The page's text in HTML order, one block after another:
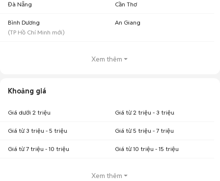
Đà Nẵng Cần Thơ
Bình Dương
(TP Hồ Chí Minh mới)
An Giang
Xem thêm
Khoảng giá
Giá dưới 2 triệu Giá từ 2 triệu - 3 triệu
Giá từ 3 triệu - 5 triệu Giá từ 5 triệu - 7 triệu
Giá từ 7 triệu - 10 triệu Giá từ 10 triệu - 15 triệu
Xem thêm